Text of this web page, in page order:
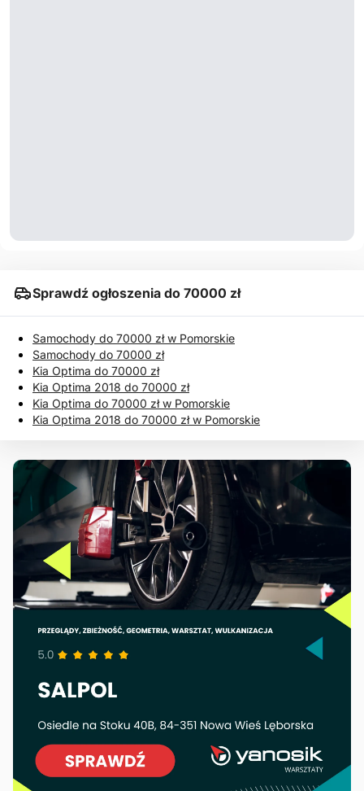
Sprawdź ogłoszenia do 70000 zł
Samochody do 70000 zł w Pomorskie
Samochody do 70000 zł
Kia Optima do 70000 zł
Kia Optima 2018 do 70000 zł
Kia Optima do 70000 zł w Pomorskie
Kia Optima 2018 do 70000 zł w Pomorskie